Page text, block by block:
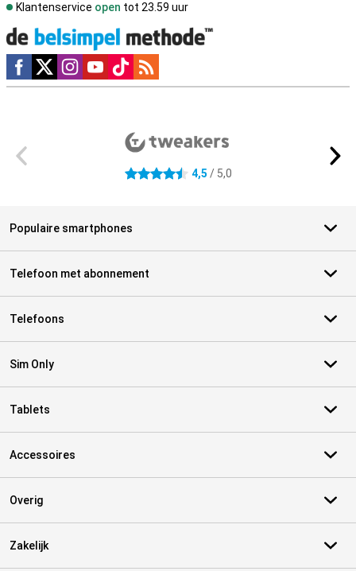
Klantenservice open tot 23.59 uur
Social media
4.5 sterren 4,5 / 5,0
Populaire smartphones
Telefoon met abonnement
Telefoons
Sim Only
Tablets
Accessoires
Overig
Zakelijk